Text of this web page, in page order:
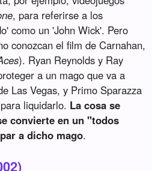
, para referirse a los
como un 'John Wick'. Pero
conozcan el film de Carnahan,
). Ryan Reynolds y Ray
a un mago que va a
Las Vegas, y Primo Sparazza
liquidarlo. La cosa se
convierte en un "todos
a dicho mago.